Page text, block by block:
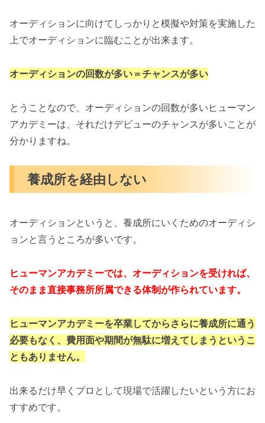
オーディションに向けてしっかりと模擬や対策を実施した
上でオーディションに臨むことが出来ます。
オーディションの回数が多い＝チャンスが多い
とうことなので、オーディションの回数が多いヒューマン
アカデミーは、それだけデビューのチャンスが多いことが
分かりますね。
養成所を経由しない
オーディションというと、養成所にいくためのオーディシ
ョンと言うところが多いです。
ヒューマンアカデミーでは、オーディションを受ければ、
そのまま直接事務所所属できる体制が作られています。
ヒューマンアカデミーを卒業してからさらに養成所に通う
必要もなく、費用面や期間が無駄に増えてしまうというこ
ともありません。
出来るだけ早くプロとして現場で活躍したいという方にお
すすめです。